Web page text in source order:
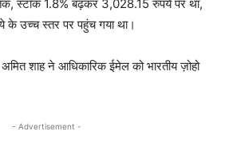
स्टॉक 1.8% बढ़कर 3,028.15 रुपये पर था,
उच्च स्तर पर पहुंच गया था।
शाह ने आधिकारिक ईमेल को भारतीय ज़ोहो
- Advertisement -